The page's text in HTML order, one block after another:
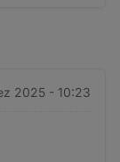
2025 - 10:23